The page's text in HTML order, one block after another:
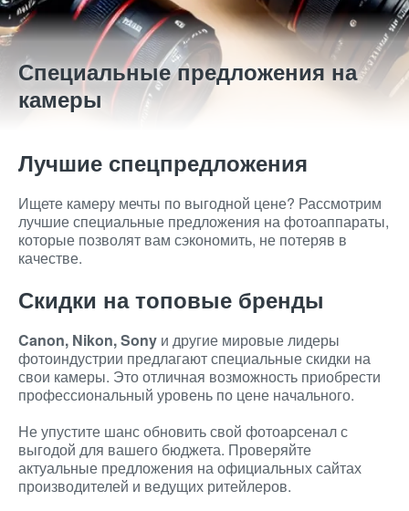
Специальные предложения на
камеры
Лучшие спецпредложения
Ищете камеру мечты по выгодной цене? Рассмотрим
лучшие специальные предложения на фотоаппараты,
которые позволят вам сэкономить, не потеряв в
качестве.
Скидки на топовые бренды
Canon, Nikon, Sony и другие мировые лидеры
фотоиндустрии предлагают специальные скидки на
свои камеры. Это отличная возможность приобрести
профессиональный уровень по цене начального.
Не упустите шанс обновить свой фотоарсенал с
выгодой для вашего бюджета. Проверяйте
актуальные предложения на официальных сайтах
производителей и ведущих ритейлеров.